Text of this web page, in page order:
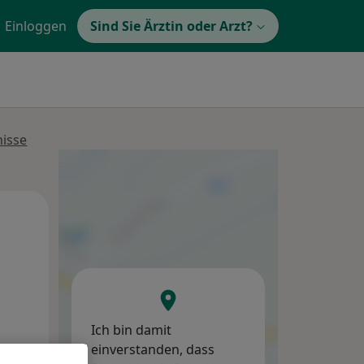
Einloggen Sind Sie Ärztin oder Arzt?
Ich bin damit
einverstanden, dass